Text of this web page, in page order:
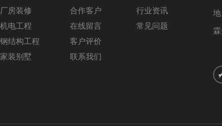
厂房装修
机电工程
钢结构工程
家装别墅
合作客户
在线留言
客户评价
联系我们
行业资讯
常见问题